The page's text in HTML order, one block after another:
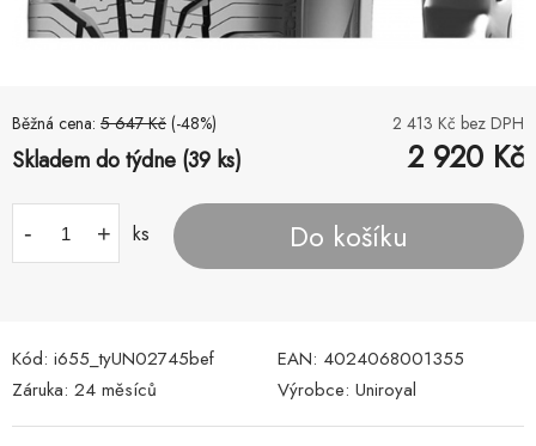
Běžná cena: 5 647 Kč (-48%) 2 413 Kč bez DPH
Skladem do týdne (39 ks) 2 920 Kč
- + ks Do košíku
Kód: i655_tyUN02745bef EAN: 4024068001355
Záruka: 24 měsíců Výrobce: Uniroyal